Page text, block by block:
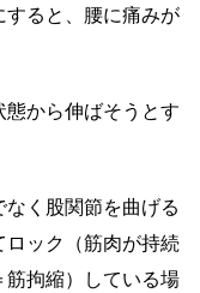
すると、腰に痛みが
から伸ばそうとす
く股関節を曲げる
ロック（筋肉が持続
拘縮）している場